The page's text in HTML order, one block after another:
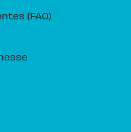
(FAQ)